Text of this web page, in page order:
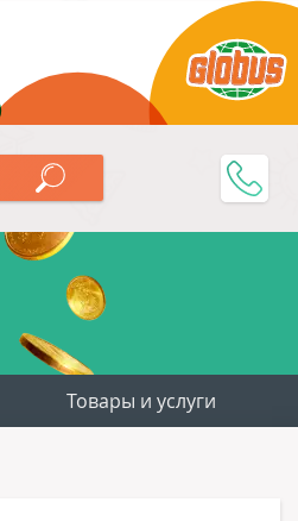
Товары и услуги